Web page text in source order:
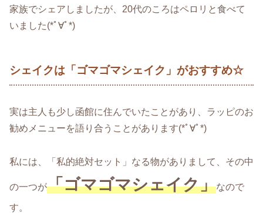
家族でシェアしましたが、20代のころはペロリと食べて
いました(*ﾟ∀ﾟ*)
シェイクは「ゴマゴマシェイク」がおすすめ☆
実は主人も少し函館に住んでいたことがあり、ラッピのお
勧めメニューを語り合うことがあります(*ﾟ∀ﾟ*)
私には、「私的絶対セット」なる物がありまして、その中
の一つが「ゴマゴマシェイク」なので
す。